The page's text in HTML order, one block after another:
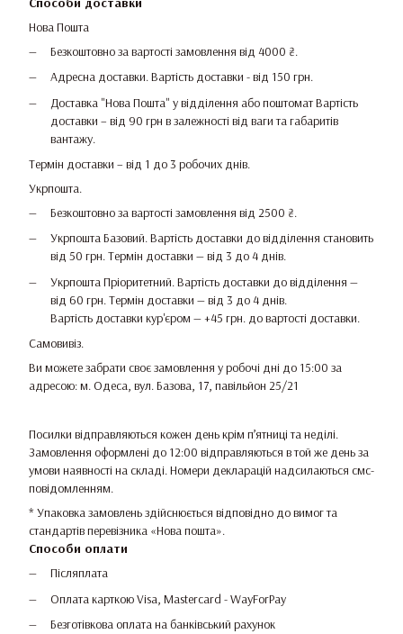
Нова Пошта
Безкоштовно за вартості замовлення від 4000 ₴.
Адресна доставки. Вартість доставки - від 150 грн.
Доставка "Нова Пошта" у відділення або поштомат Вартість
доставки – від 90 грн в залежності від ваги та габаритів
вантажу.
Термін доставки – від 1 до 3 робочих днів.
Укрпошта.
Безкоштовно за вартості замовлення від 2500 ₴.
Укрпошта Базовий. Вартість доставки до відділення становить
від 50 грн. Термін доставки — від 3 до 4 днів.
Укрпошта Пріоритетний. Вартість доставки до відділення —
від 60 грн. Термін доставки — від 3 до 4 днів.
Вартість доставки кур'єром — +45 грн. до вартості доставки.
Самовивіз.
Ви можете забрати своє замовлення у робочі дні до 15:00 за
адресою: м. Одеса, вул. Базова, 17, павільйон 25/21
Посилки відправляються кожен день крім п’ятниці та неділі.
Замовлення оформлені до 12:00 відправляються в той же день за
умови наявності на складі. Номери декларацій надсилаються смс-
повідомленням.
* Упаковка замовлень здійснюється відповідно до вимог та
стандартів перевізника «Нова пошта».
Способи оплати
Післяплата
Оплата карткою Visa, Mastercard - WayForPay
Безготівкова оплата на банківський рахунок